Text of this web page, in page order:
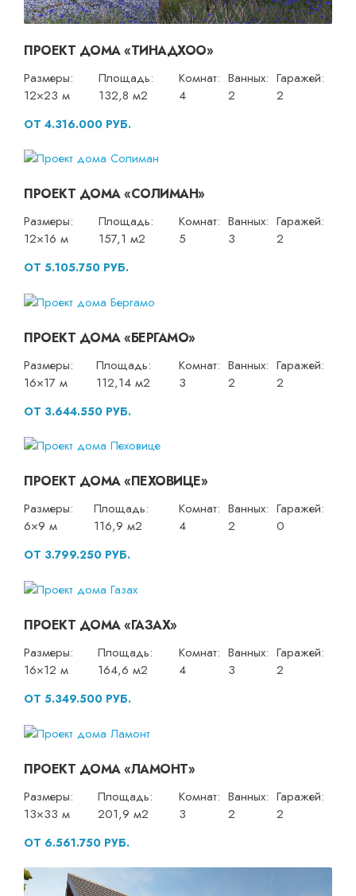
ПРОЕКТ ДОМА «ТИНАДХОО»
Размеры:
12×23 м
Площадь:
132,8 м2
Комнат:
4
Ванных:
2
Гаражей:
2
ОТ 4.316.000 РУБ.
ПРОЕКТ ДОМА «СОЛИМАН»
Размеры:
12×16 м
Площадь:
157,1 м2
Комнат:
5
Ванных:
3
Гаражей:
2
ОТ 5.105.750 РУБ.
ПРОЕКТ ДОМА «БЕРГАМО»
Размеры:
16×17 м
Площадь:
112,14 м2
Комнат:
3
Ванных:
2
Гаражей:
2
ОТ 3.644.550 РУБ.
ПРОЕКТ ДОМА «ПЕХОВИЦЕ»
Размеры:
6×9 м
Площадь:
116,9 м2
Комнат:
4
Ванных:
2
Гаражей:
0
ОТ 3.799.250 РУБ.
ПРОЕКТ ДОМА «ГАЗАХ»
Размеры:
16×12 м
Площадь:
164,6 м2
Комнат:
4
Ванных:
3
Гаражей:
2
ОТ 5.349.500 РУБ.
ПРОЕКТ ДОМА «ЛАМОНТ»
Размеры:
13×33 м
Площадь:
201,9 м2
Комнат:
3
Ванных:
2
Гаражей:
2
ОТ 6.561.750 РУБ.